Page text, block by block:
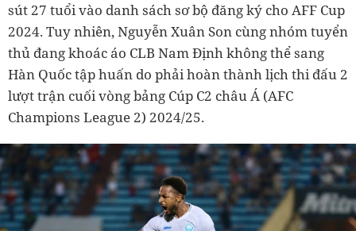
sút 27 tuổi vào danh sách sơ bộ đăng ký cho AFF Cup
2024. Tuy nhiên, Nguyễn Xuân Son cùng nhóm tuyển
thủ đang khoác áo CLB Nam Định không thể sang
Hàn Quốc tập huấn do phải hoàn thành lịch thi đấu 2
lượt trận cuối vòng bảng Cúp C2 châu Á (AFC
Champions League 2) 2024/25.